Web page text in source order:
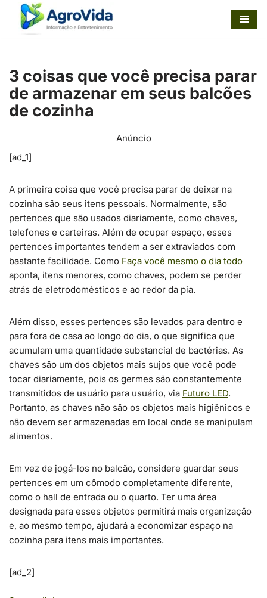
Pular
conteúdo
3 coisas que você precisa parar
de armazenar em seus balcões
de cozinha
Anúncio
[ad_1]
A primeira coisa que você precisa parar de deixar na
cozinha são seus itens pessoais. Normalmente, são
pertences que são usados ​​diariamente, como chaves,
telefones e carteiras. Além de ocupar espaço, esses
pertences importantes tendem a ser extraviados com
bastante facilidade. Como Faça você mesmo o dia todo
aponta, itens menores, como chaves, podem se perder
atrás de eletrodomésticos e ao redor da pia.
Além disso, esses pertences são levados para dentro e
para fora de casa ao longo do dia, o que significa que
acumulam uma quantidade substancial de bactérias. As
chaves são um dos objetos mais sujos que você pode
tocar diariamente, pois os germes são constantemente
transmitidos de usuário para usuário, via Futuro LED.
Portanto, as chaves não são os objetos mais higiênicos e
não devem ser armazenadas em local onde se manipulam
alimentos.
Em vez de jogá-los no balcão, considere guardar seus
pertences em um cômodo completamente diferente,
como o hall de entrada ou o quarto. Ter uma área
designada para esses objetos permitirá mais organização
e, ao mesmo tempo, ajudará a economizar espaço na
cozinha para itens mais importantes.
[ad_2]